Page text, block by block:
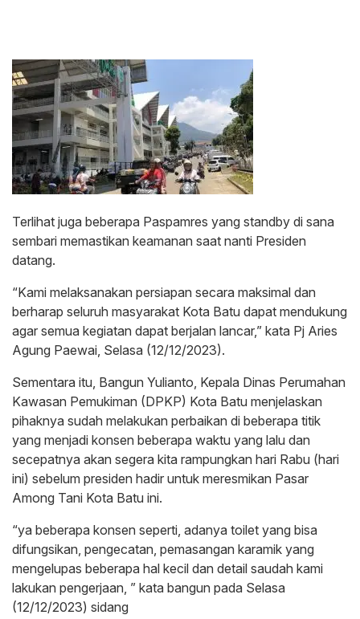
Terlihat juga beberapa Paspamres yang standby di sana
sembari memastikan keamanan saat nanti Presiden
datang.
“Kami melaksanakan persiapan secara maksimal dan
berharap seluruh masyarakat Kota Batu dapat mendukung
agar semua kegiatan dapat berjalan lancar,” kata Pj Aries
Agung Paewai, Selasa (12/12/2023).
Sementara itu, Bangun Yulianto, Kepala Dinas Perumahan
Kawasan Pemukiman (DPKP) Kota Batu menjelaskan
pihaknya sudah melakukan perbaikan di beberapa titik
yang menjadi konsen beberapa waktu yang lalu dan
secepatnya akan segera kita rampungkan hari Rabu (hari
ini) sebelum presiden hadir untuk meresmikan Pasar
Among Tani Kota Batu ini.
“ya beberapa konsen seperti, adanya toilet yang bisa
difungsikan, pengecatan, pemasangan karamik yang
mengelupas beberapa hal kecil dan detail saudah kami
lakukan pengerjaan, ” kata bangun pada Selasa
(12/12/2023) sidang